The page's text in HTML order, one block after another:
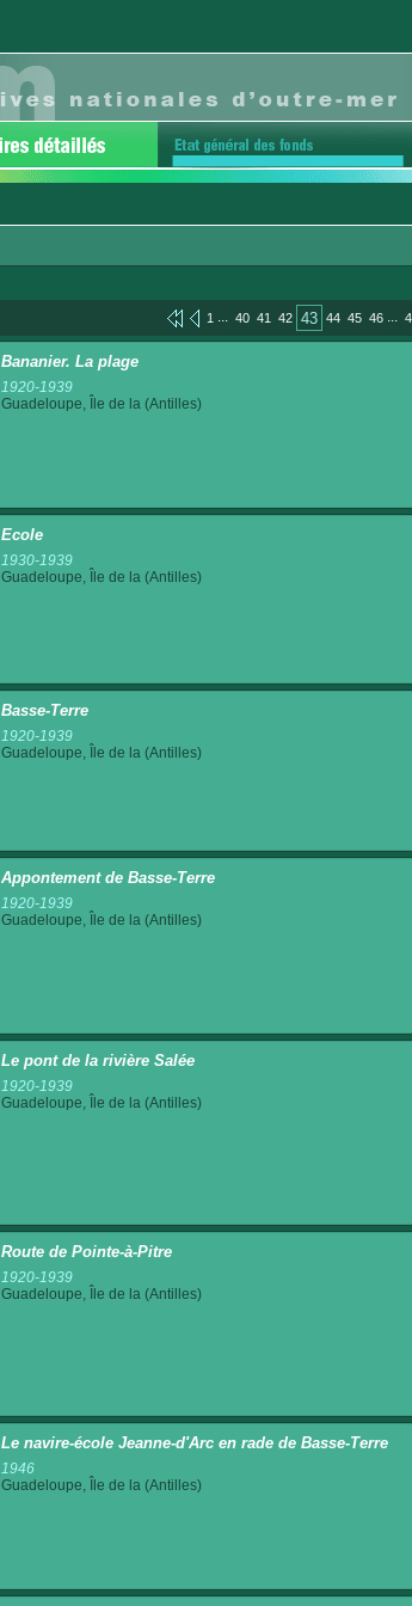
1 ... 40 41 42 43 44 45 46 ...
Bananier. La plage
1920-1939
Guadeloupe, Île de la (Antilles)
Ecole
1930-1939
Guadeloupe, Île de la (Antilles)
Basse-Terre
1920-1939
Guadeloupe, Île de la (Antilles)
Appontement de Basse-Terre
1920-1939
Guadeloupe, Île de la (Antilles)
Le pont de la rivière Salée
1920-1939
Guadeloupe, Île de la (Antilles)
Route de Pointe-à-Pitre
1920-1939
Guadeloupe, Île de la (Antilles)
Le navire-école Jeanne-d'Arc en rade de Basse-Terre
1946
Guadeloupe, Île de la (Antilles)